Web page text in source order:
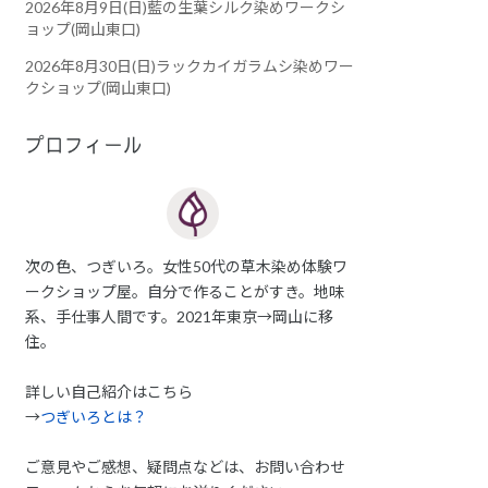
2026年8月9日(日)藍の生葉シルク染めワークシ
ョップ(岡山東口)
2026年8月30日(日)ラックカイガラムシ染めワー
クショップ(岡山東口)
プロフィール
次の色、つぎいろ。女性50代の草木染め体験ワ
ークショップ屋。自分で作ることがすき。地味
系、手仕事人間です。2021年東京→岡山に移
住。
詳しい自己紹介はこちら
→つぎいろとは？
ご意見やご感想、疑問点などは、お問い合わせ